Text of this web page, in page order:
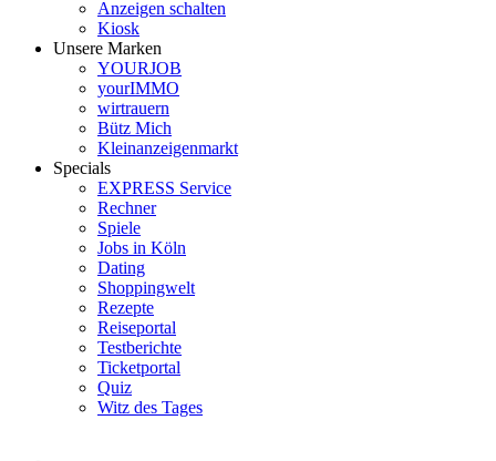
Anzeigen schalten
Kiosk
Unsere Marken
YOURJOB
yourIMMO
wirtrauern
Bütz Mich
Kleinanzeigenmarkt
Specials
EXPRESS Service
Rechner
Spiele
Jobs in Köln
Dating
Shoppingwelt
Rezepte
Reiseportal
Testberichte
Ticketportal
Quiz
Witz des Tages